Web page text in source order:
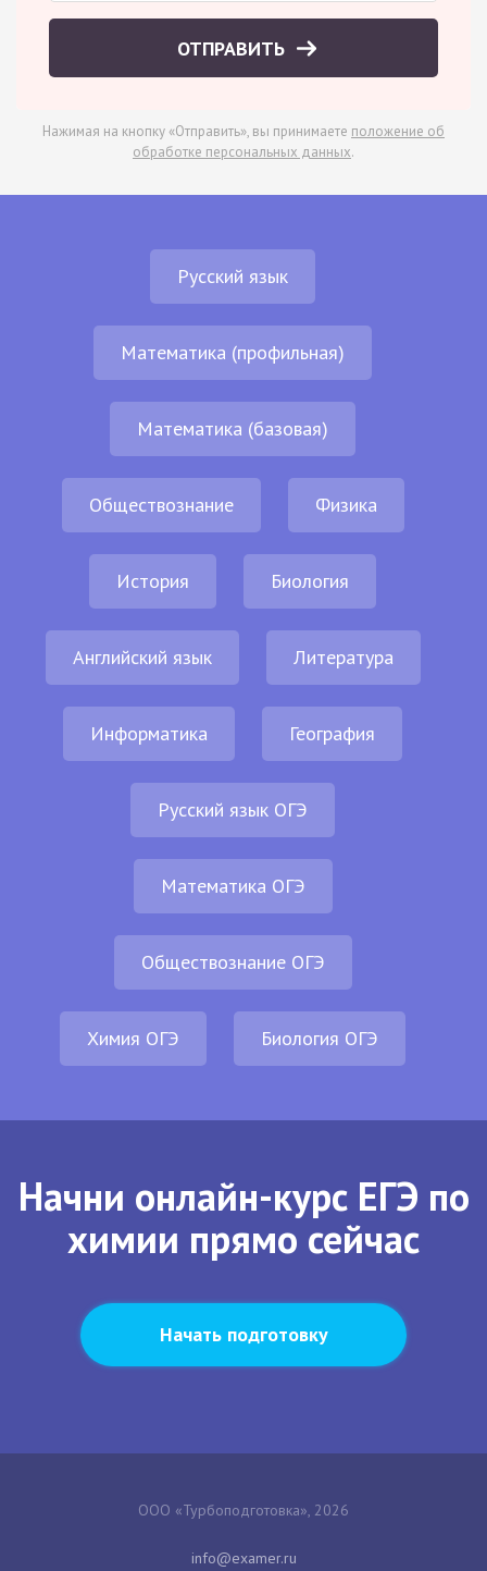
ОТПРАВИТЬ
Нажимая на кнопку «Отправить», вы принимаете положение об
обработке персональных данных.
Русский язык
Математика (профильная)
Математика (базовая)
Обществознание Физика
История Биология
Английский язык Литература
Информатика География
Русский язык ОГЭ
Математика ОГЭ
Обществознание ОГЭ
Химия ОГЭ Биология ОГЭ
Начни онлайн-курс ЕГЭ по
химии прямо сейчас
Начать подготовку
ООО «Турбоподготовка», 2026